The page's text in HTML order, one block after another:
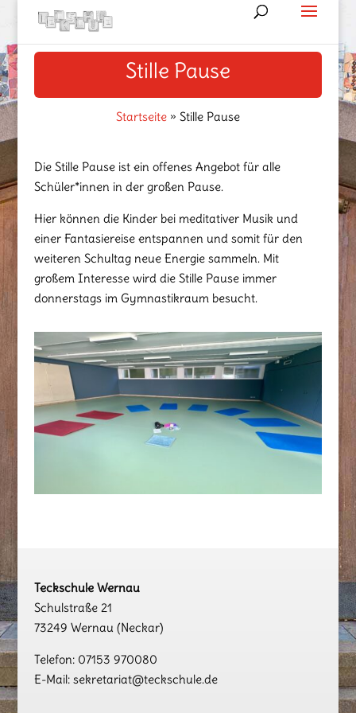
Stille Pause
Startseite» Stille Pause
Die Stille Pause ist ein offenes Angebot für alle
Schüler*innen in der großen Pause.
Hier können die Kinder bei meditativer Musik und
einer Fantasiereise entspannen und somit für den
weiteren Schultag neue Energie sammeln. Mit
großem Interesse wird die Stille Pause immer
donnerstags im Gymnastikraum besucht.
Teckschule Wernau
Schulstraße 21
73249 Wernau (Neckar)
Telefon: 07153 970080
E-Mail: sekretariat@teckschule.de